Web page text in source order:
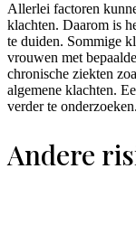
Allerlei factoren
klachten. Daarom is
te duiden. Sommige
vrouwen met
chronische ziekten
algemene klachten.
verder te onderzoeken.
Andere